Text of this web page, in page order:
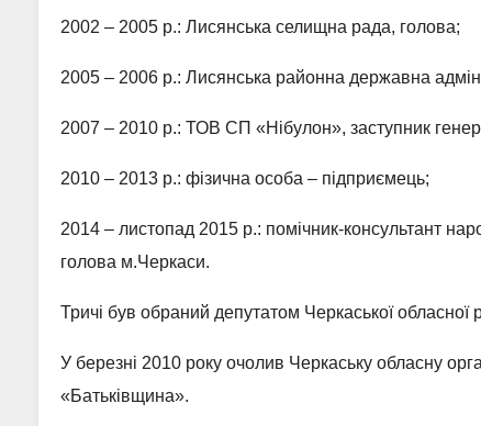
2002 – 2005 р.: Лисянська селищна рада, голова;
2005 – 2006 р.: Лисянська районна державна
2007 – 2010 р.: ТОВ СП «Нібулон», заступник
2010 – 2013 р.: фізична особа – підприємець;
2014 – листопад 2015 р.: помічник-консультант
голова м.Черкаси.
Тричі був обраний депутатом Черкаської обласної
У березні 2010 року очолив Черкаську обласну
«Батьківщина».